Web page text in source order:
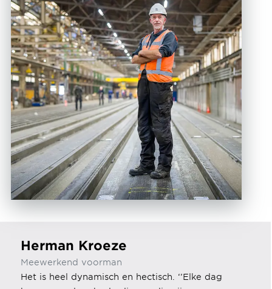
Herman Kroeze
Meewerkend voorman
Het is heel dynamisch en hectisch. ‘’Elke dag